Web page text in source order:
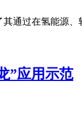
通过在氢能
”应用示范